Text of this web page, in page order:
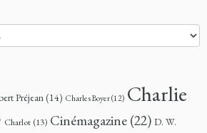
Préjean(14) Charles Boyer(12) Charlie
Charlot (13) Cinémagazine(22) D. W.